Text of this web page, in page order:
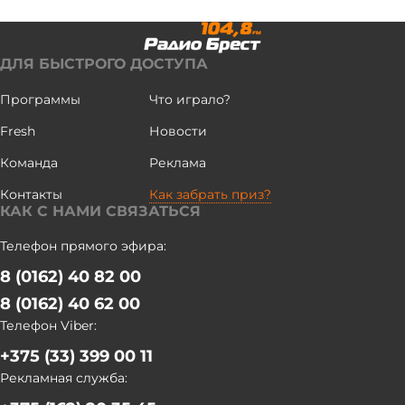
начала Великой Отечественной войны, и мы, естественно,
не могли не посетить Брест, тем более мы максимально
стараемся соединить историческую, культурную нить с
Республикой Беларусь", - отметила руководитель штаба
"Дороги славы - наша история" Ася Компаниец. Участники
автопробега почтили память защитников Отечества
мемориальному комплексу. БЕЛТА
ДЛЯ БЫСТРОГО ДОСТУПА
Программы
Что играло?
Fresh
Новости
Команда
Реклама
Контакты
Как забрать приз?
КАК С НАМИ СВЯЗАТЬСЯ
Телефон прямого эфира:
8 (0162) 40 82 00
8 (0162) 40 62 00
Телефон Viber:
+375 (33) 399 00 11
Рекламная служба: